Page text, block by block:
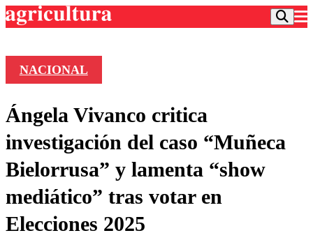
Frecuencias
Agricultura TV
Deportes
Colo Colo
Motor
Otros Deportes
Seleccion Chilena
Entretención
Noticias
Dato Practico
Economía
Vida Social
Publicaciones en medios
NACIONAL
Ángela Vivanco critica
investigación del caso “Muñeca
Bielorrusa” y lamenta “show
mediático” tras votar en
Elecciones 2025